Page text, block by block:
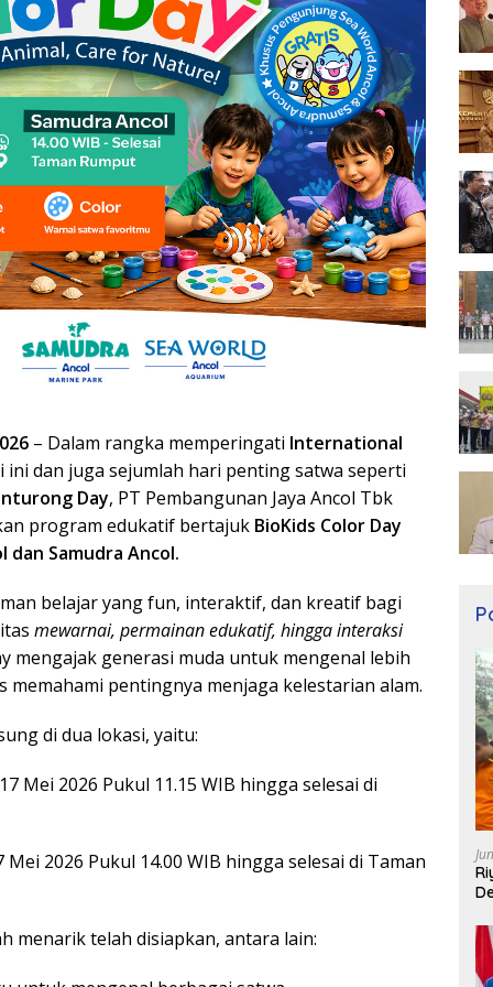
– Dalam rangka memperingati International
ini dan juga sejumlah hari penting satwa seperti
Day, PT Pembangunan Jaya Ancol Tbk
program edukatif bertajuk BioKids Color Day
dan Samudra Ancol.
belajar yang fun, interaktif, dan kreatif bagi
mewarnai, permainan edukatif, hingga interaksi
mengajak generasi muda untuk mengenal lebih
pentingnya menjaga kelestarian alam.
di dua lokasi, yaitu:
Mei 2026 Pukul 11.15 WIB hingga selesai di
2026 Pukul 14.00 WIB hingga selesai di Taman
menarik telah disiapkan, antara lain: